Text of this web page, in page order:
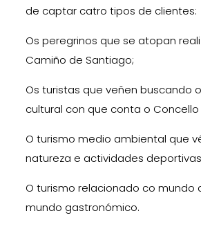
de captar catro tipos de clientes:
Os peregrinos que se atopan
Camiño de Santiago;
Os turistas que veñen buscando
cultural con que conta o Concello
O turismo medio ambiental que
natureza e actividades
O turismo relacionado co mundo
mundo gastronómico.